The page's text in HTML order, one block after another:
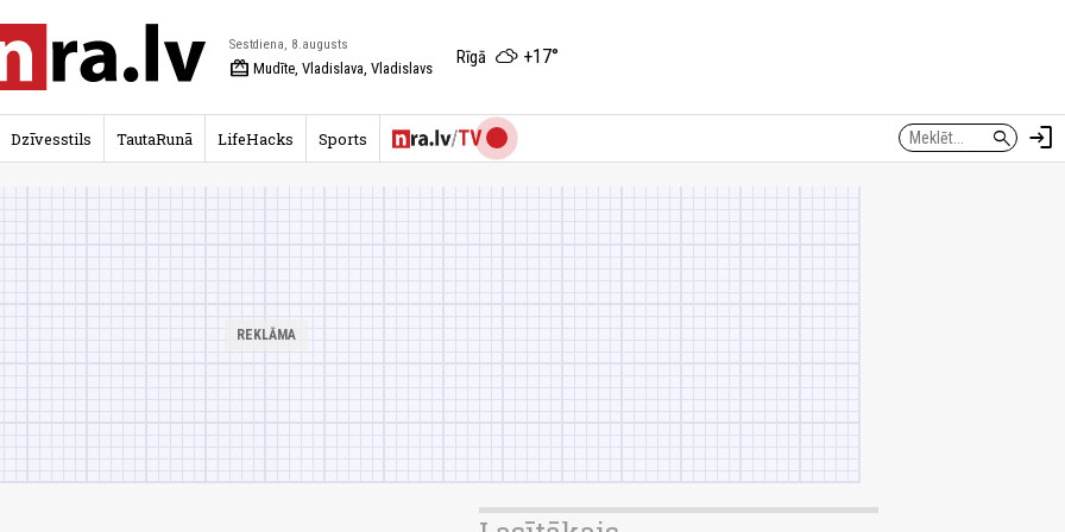
Sestdiena, 8.augusts
redeem Mudīte, Vladislava, Vladislavs
Rīgā +17°
search login
Dzīvesstils TautaRunā LifeHacks Sports